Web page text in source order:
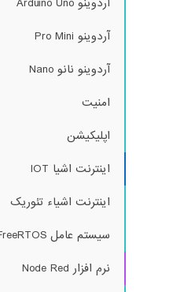
آردوینو Arduino Uno
آردوینو Pro Mini
آردوینو نانو Nano
امنیت
اپلیکیشن
اینترنت اشیا IOT
اینترنت اشیاء تئوریک
سیستم عامل FreeRTOS
نرم افزار Node Red